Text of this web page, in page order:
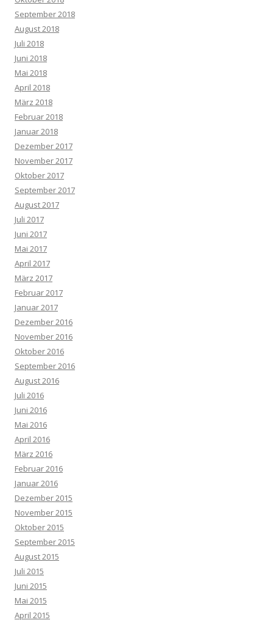
September 2018
August 2018
Juli 2018
Juni 2018
Mai 2018
April 2018
März 2018
Februar 2018
Januar 2018
Dezember 2017
November 2017
Oktober 2017
September 2017
August 2017
Juli 2017
Juni 2017
Mai 2017
April 2017
März 2017
Februar 2017
Januar 2017
Dezember 2016
November 2016
Oktober 2016
September 2016
August 2016
Juli 2016
Juni 2016
Mai 2016
April 2016
März 2016
Februar 2016
Januar 2016
Dezember 2015
November 2015
Oktober 2015
September 2015
August 2015
Juli 2015
Juni 2015
Mai 2015
April 2015